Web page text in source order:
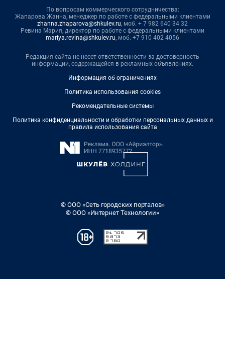
По вопросам коммерческого сотрудничества:
Жапарова Жанна, менеджер по работе с федеральными клиентами
zhanna.zhaparova@shkulev.ru, моб. + 7 982 640 34 32
Ревина Мария, директор по работе с федеральными клиентами
mariya.revina@shkulev.ru, моб. +7 910 402 4056
Редакция сайта не несет ответственности за достоверность
информации, содержащейся в рекламных объявлениях.
Информация об ограничениях
Политика использования cookies
Рекомендательные системы
Политика конфиденциальности и обработки персональных данных и
правила использования сайта
© ООО «Сеть городских порталов»
© ООО «Интернет Технологии»